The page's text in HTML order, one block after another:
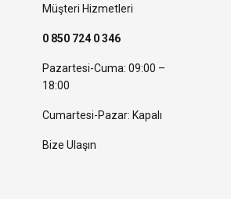
Müşteri Hizmetleri
0 850 724 0 346
Pazartesi-Cuma: 09:00 –
18:00
Cumartesi-Pazar: Kapalı
Bize Ulaşın